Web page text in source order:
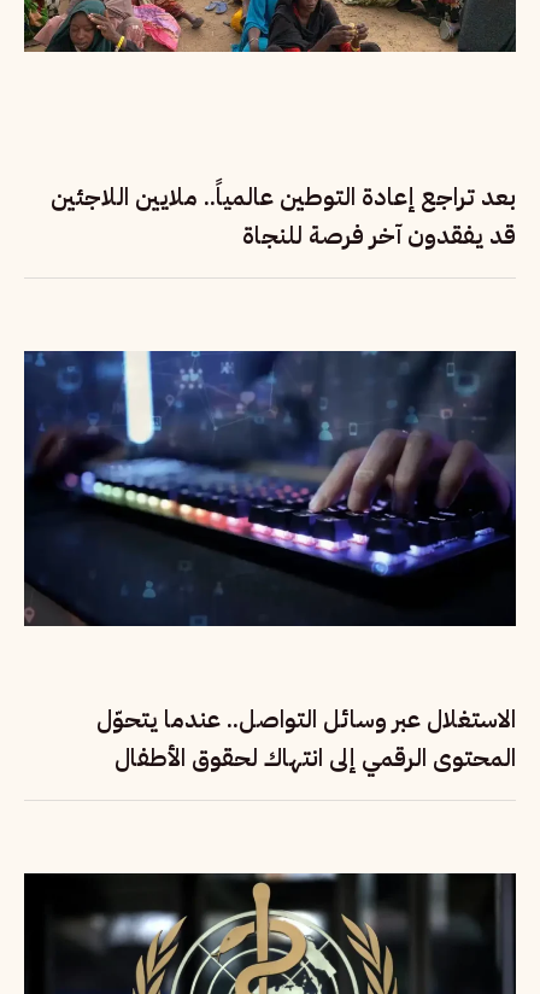
بعد تراجع إعادة التوطين عالمياً.. ملايين اللاجئين
قد يفقدون آخر فرصة للنجاة
الاستغلال عبر وسائل التواصل.. عندما يتحوّل
المحتوى الرقمي إلى انتهاك لحقوق الأطفال